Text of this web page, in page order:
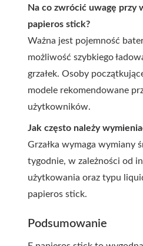
Na co zwrócić uwagę przy
papieros stick?
Ważna jest pojemność
możliwość szybkiego
grzałek. Osoby
modele rekomendowane
użytkowników.
Jak często należy
Grzałka wymaga wymiany
tygodnie, w zależności od
użytkowania oraz typu
papieros stick.
Podsumowanie